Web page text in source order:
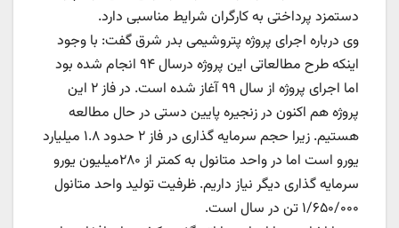
دستمزد پرداختی به کارگران شرایط مناسبی دارد.
وی درباره اجرای پروژه پتروشیمی بدر شرق گفت: با وجود
اینکه طرح مطالعاتی این پروژه درسال ۹۴ انجام شده بود
اما اجرای پروژه از سال ۹۹ آغاز شده است. در فاز ۲ این
پروژه هم اکنون در زنجیره پایین دستی در حال مطالعه
هستیم. زیرا حجم سرمایه گذاری در فاز ۲ حدود ۱.۸ میلیارد
یورو است اما در واحد متانول به کمتر از ۲۸۰میلیون یورو
سرمایه گذاری دیگر نیاز داریم. ظرفیت تولید واحد متانول
۱/۶۵۰/۰۰۰ تن در سال است.